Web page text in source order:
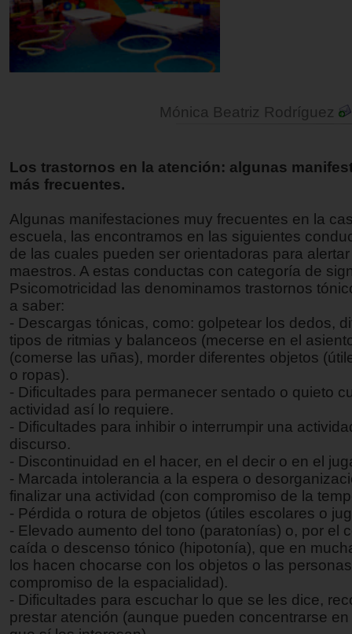
Mónica Beatriz Rodríguez
Los trastornos en la atención: algunas
más frecuentes.
Algunas manifestaciones muy frecuentes en la
escuela, las encontramos en las siguientes
de las cuales pueden ser orientadoras para
maestros. A estas conductas con categoría de
Psicomotricidad las denominamos trastornos
a saber:
- Descargas tónicas, como: golpetear los dedos,
tipos de ritmias y balanceos (mecerse en el
(comerse las uñas), morder diferentes objetos
o ropas).
- Dificultades para permanecer sentado o quieto
actividad así lo requiere.
- Dificultades para inhibir o interrumpir una
discurso.
- Discontinuidad en el hacer, en el decir o en el
- Marcada intolerancia a la espera o
finalizar una actividad (con compromiso de la
- Pérdida o rotura de objetos (útiles escolares o
- Elevado aumento del tono (paratonías) o, por el
caída o descenso tónico (hipotonía), que en
los hacen chocarse con los objetos o las
compromiso de la espacialidad).
- Dificultades para escuchar lo que se les dice,
prestar atención (aunque pueden concentrarse